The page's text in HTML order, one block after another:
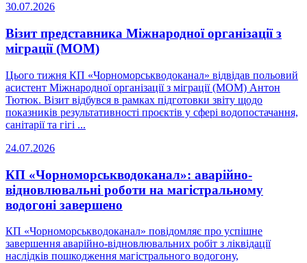
30.07.2026
Візит представника Міжнародної організації з
міграції (МОМ)
Цього тижня КП «Чорноморськводоканал» відвідав польовий
асистент Міжнародної організації з міграції (МОМ) Антон
Тютюк. Візит відбувся в рамках підготовки звіту щодо
показників результативності проєктів у сфері водопостачання,
санітарії та гігі ...
24.07.2026
КП «Чорноморськводоканал»: аварійно-
відновлювальні роботи на магістральному
водогоні завершено
КП «Чорноморськводоканал» повідомляє про успішне
завершення аварійно-відновлювальних робіт з ліквідації
наслідків пошкодження магістрального водогону,